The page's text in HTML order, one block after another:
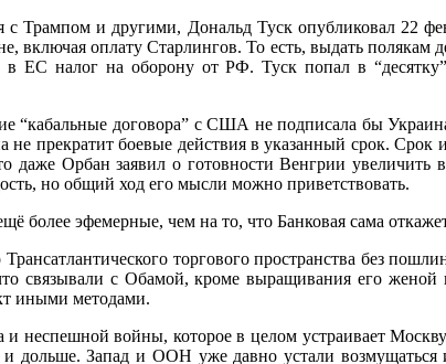
и другими, Дональд Туск опубликовал 22
оплату Старлингов. То есть, выдать полякам
ЕС налог на оборону от РФ. Туск попал в
договора” с США не подписала бы
не прекратит боевые действия в указанный срок.
даже Орбан заявил о готовности Венгрии
но общий ход его мысли можно приветствовать.
эфемерные, чем на то, что Банковая сама
торгового пространства без
связывали с Обамой, кроме выращивания его женой
иными методами.
неспешной войны, которое в целом устраивает
дольше. Запад и ООН уже давно устали возмущаться